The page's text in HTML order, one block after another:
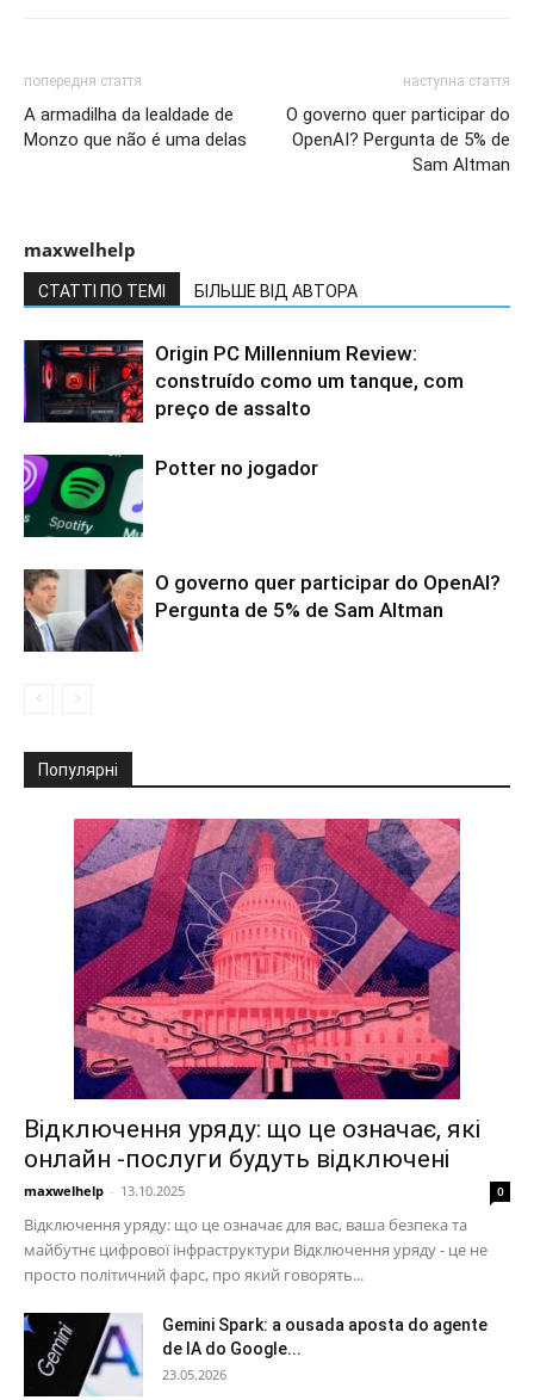
попередня стаття
A armadilha da lealdade de
Monzo que não é uma delas
наступна стаття
O governo quer participar do
OpenAI? Pergunta de 5% de
Sam Altman
maxwelhelp
СТАТТІ ПО ТЕМІ БІЛЬШЕ ВІД АВТОРА
Origin PC Millennium Review:
construído como um tanque, com
preço de assalto
Potter no jogador
O governo quer participar do OpenAI?
Pergunta de 5% de Sam Altman
Популярні
Відключення уряду: що це означає, які
онлайн -послуги будуть відключені
maxwelhelp - 13.10.2025 0
Відключення уряду: що це означає для вас, ваша безпека та
майбутнє цифрової інфраструктури Відключення уряду - це не
просто політичний фарс, про який говорять...
Gemini Spark: a ousada aposta do agente
de IA do Google...
23.05.2026